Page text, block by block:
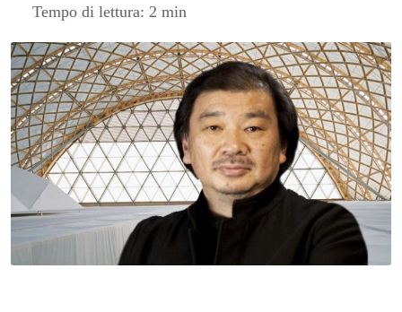
Tempo di lettura: 2 min